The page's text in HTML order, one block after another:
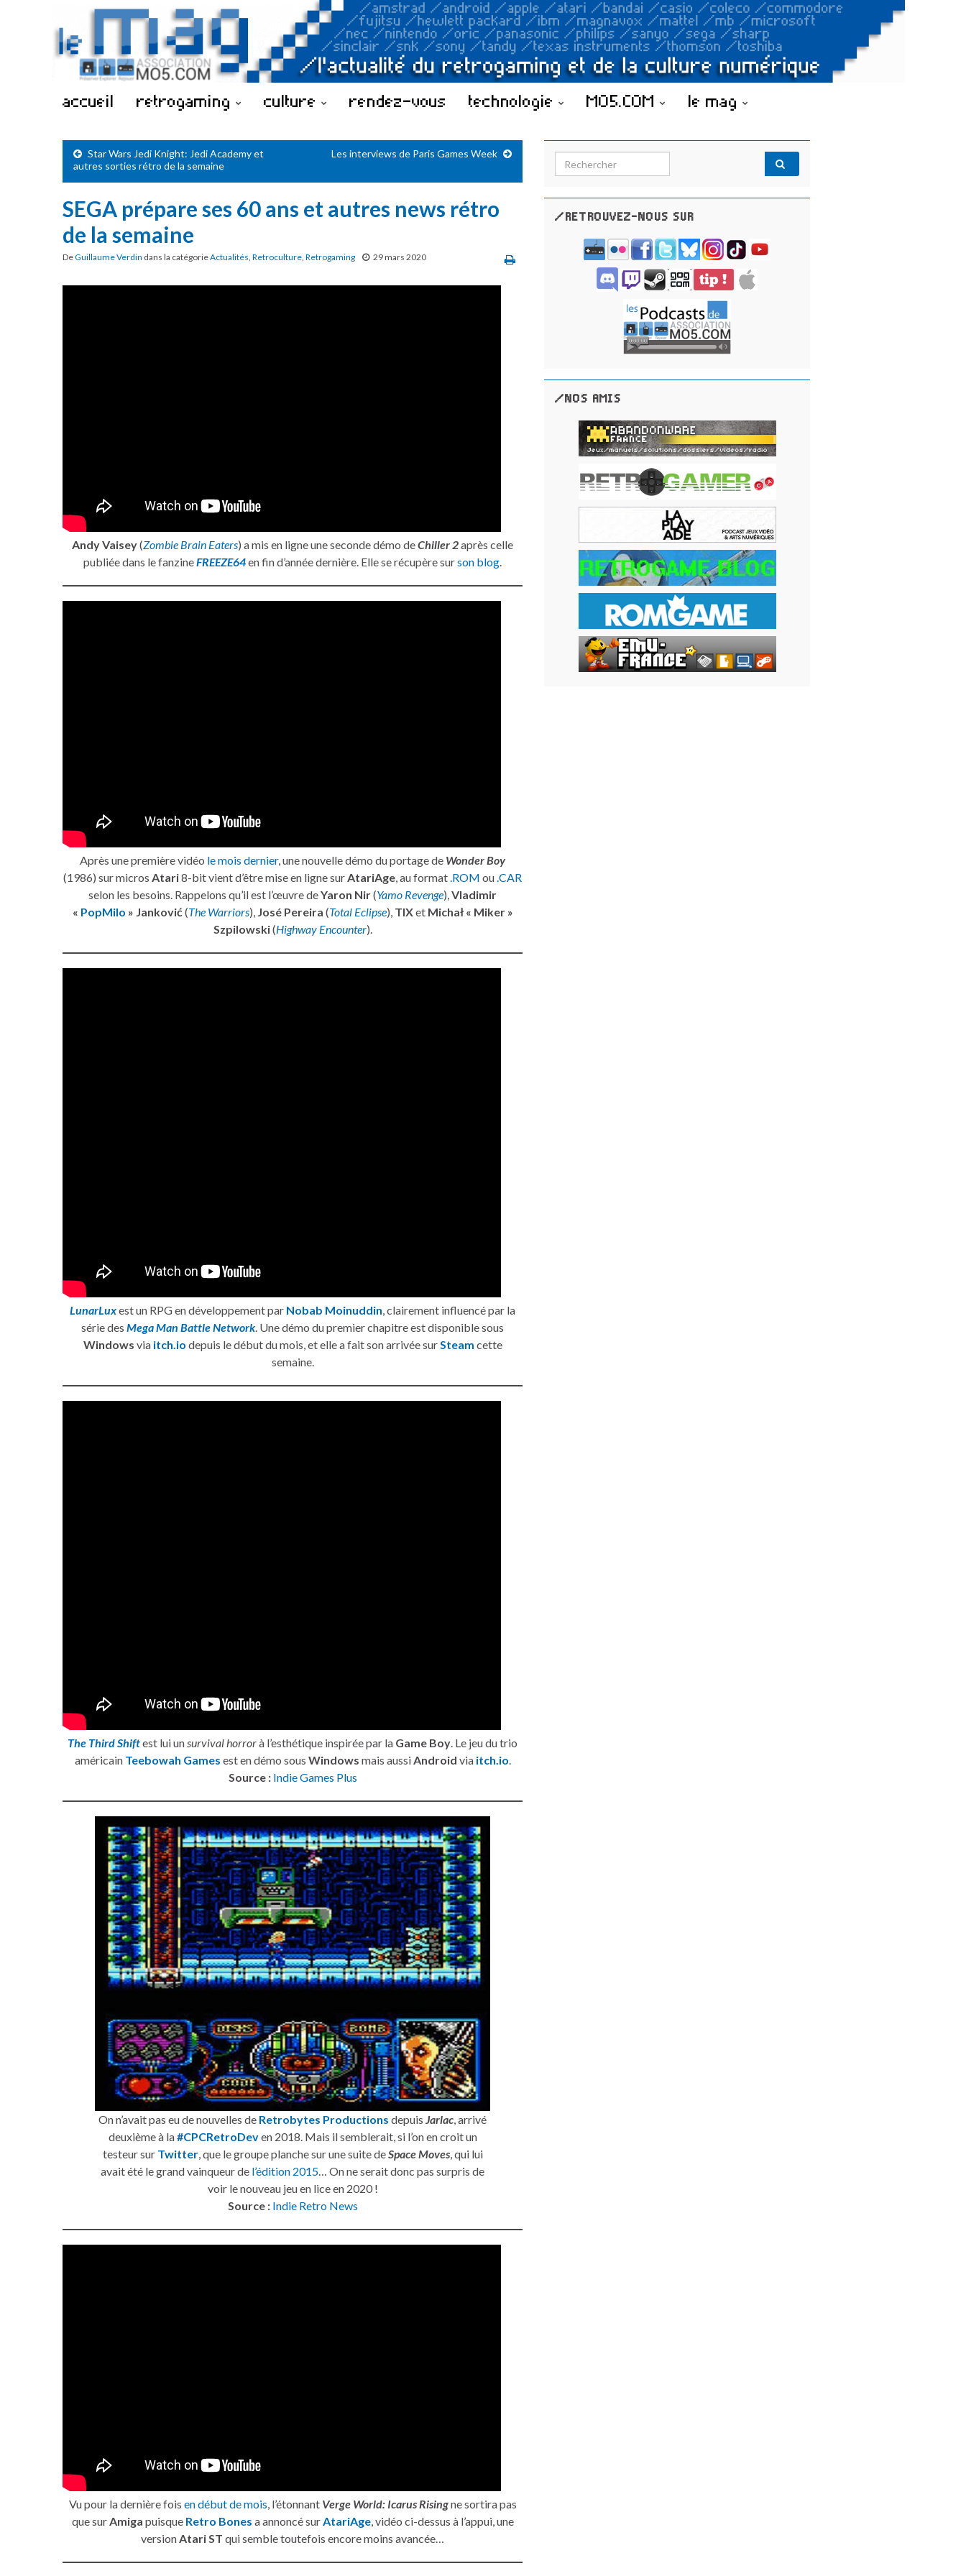
accueil retrogaming culture rendez-vous technologie MO5.COM le mag
Star Wars Jedi Knight: Jedi Academy et
autres sorties rétro de la semaine
Les interviews de Paris Games Week
SEGA prépare ses 60 ans et autres news rétro
de la semaine
DeGuillaume Verdin dans la catégorieActualités, Retroculture, Retrogaming 29 mars 2020
Andy Vaisey(Zombie Brain Eaters) a mis en ligne une seconde démo deChiller 2après celle
publiée dans le fanzineFREEZE64en fin d’année dernière. Elle se récupère surson blog.
Après une première vidéo le mois dernier, une nouvelle démo du portage de Wonder Boy
(1986) sur micros Atari8-bit vient d’être mise en ligne surAtariAge, au format.ROM ou.CAR
selon les besoins. Rappelons qu’il est l’œuvre deYaron Nir(Yamo Revenge),Vladimir
« PopMilo » Janković(The Warriors), José Pereira (Total Eclipse), TIXet Michał « Miker »
Szpilowski(Highway Encounter).
LunarLuxest un RPG en développement par Nobab Moinuddin, clairement influencé par la
série des Mega Man Battle Network. Une démo du premier chapitre est disponible sous
Windows via itch.io depuis le début du mois, et elle a fait son arrivée surSteam cette
semaine.
The Third Shiftest lui unsurvival horrorà l’esthétique inspirée par la Game Boy. Le jeu du trio
américain Teebowah Games est en démo sous Windows mais aussiAndroid via itch.io.
Source : Indie Games Plus
On n’avait pas eu de nouvelles de Retrobytes Productions depuis Jarlac, arrivé
deuxième à la#CPCRetroDeven 2018. Mais il semblerait, si l’on en croit un
testeur sur Twitter, que le groupe planche sur une suite deSpace Moves, qui lui
avait été le grand vainqueur de l’édition 2015… On ne serait donc pas surpris de
voir le nouveau jeu en lice en 2020 !
Source : Indie Retro News
Vu pour la dernière fois en début de mois, l’étonnant Verge World: Icarus Risingne sortira pas
que surAmiga puisque Retro Bones a annoncé surAtariAge, vidéo ci-dessus à l’appui, une
versionAtari ST qui semble toutefois encore moins avancée…
Search for:
/RETROUVEZ-NOUS SUR
/NOS AMIS